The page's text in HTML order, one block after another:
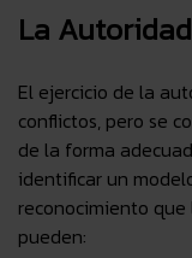
La Autoridad
El ejercicio de la
conflictos, pero se
de la forma
identificar un
reconocimiento que
pueden: